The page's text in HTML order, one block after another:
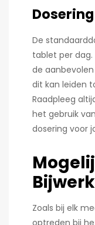
De
tablet per
de
dit kan leiden
Raadpleeg
het gebruik
dosering voor
Zoals bij elk